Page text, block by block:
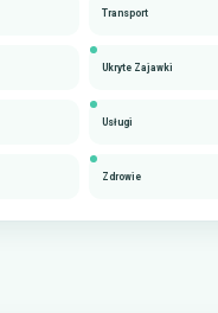
Transport
Ukryte Zajawki
Usługi
Zdrowie